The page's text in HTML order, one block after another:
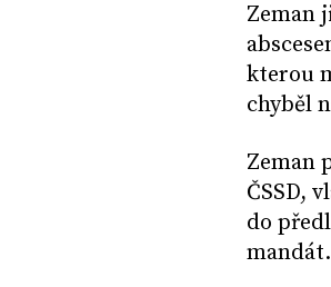
Zeman
kterou
chyběl
Zeman
ČSSD,
do
mandát.